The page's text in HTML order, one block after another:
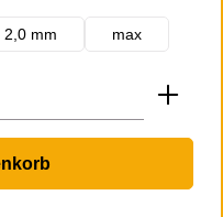
2,0 mm max
gewünschten